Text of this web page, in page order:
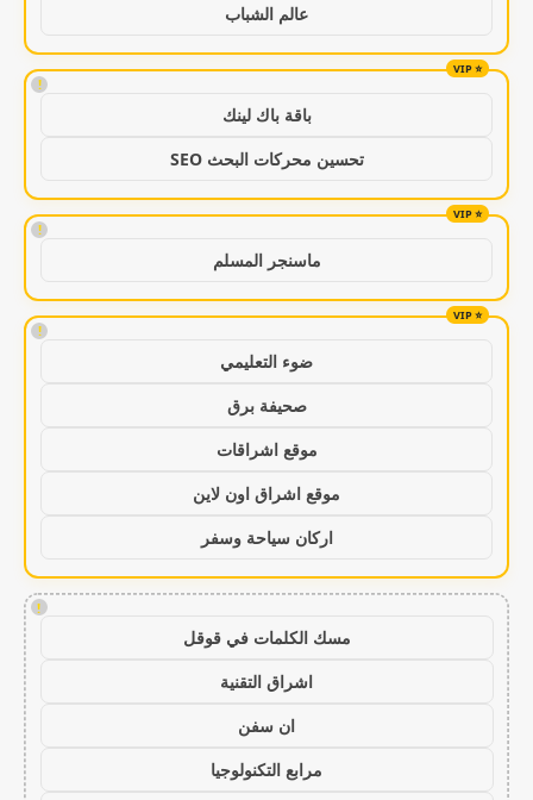
عالم الشباب
!
باقة باك لينك
تحسين محركات البحث SEO
!
ماسنجر المسلم
!
ضوء التعليمي
صحيفة برق
موقع اشراقات
موقع اشراق اون لاين
اركان سياحة وسفر
!
مسك الكلمات في قوقل
اشراق التقنية
ان سفن
مرابع التكنولوجيا